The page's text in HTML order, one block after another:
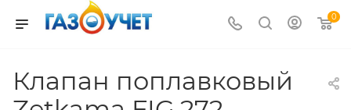
0
Клапан поплавковый